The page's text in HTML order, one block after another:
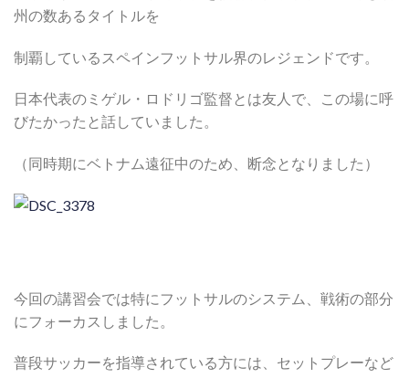
州の数あるタイトルを
制覇しているスペインフットサル界のレジェンドです。
日本代表のミゲル・ロドリゴ監督とは友人で、この場に呼
びたかったと話していました。
（同時期にベトナム遠征中のため、断念となりました）
今回の講習会では特にフットサルのシステム、戦術の部分
にフォーカスしました。
普段サッカーを指導されている方には、セットプレーなど